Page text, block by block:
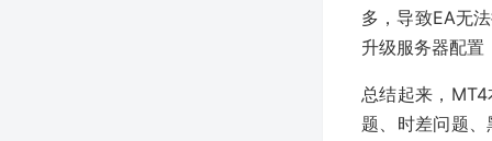
多，导致EA无
升级服务器配置
总结起来，
题、时差问题